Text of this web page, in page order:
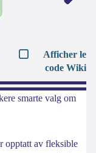
Afficher le
code Wiki